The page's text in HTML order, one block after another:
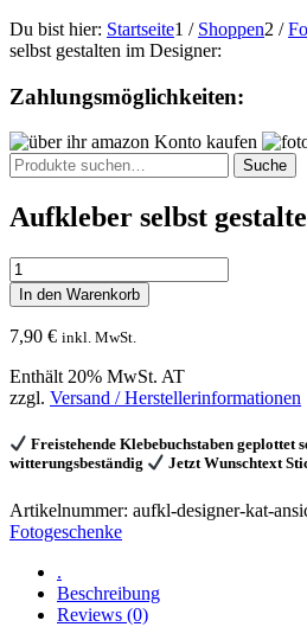
Du bist hier: Startseite1 / Shoppen2 /
selbst gestalten im Designer:
Zahlungsmöglichkeiten:
Suche
nach:
Suche
Aufkleber selbst
Aufkleber
selbst
gestalten
im
Designer:
Menge
In den Warenkorb
7,90 € inkl. MwSt.
Enthält 20% MwSt. AT
zzgl. Versand / Herstellerinformationen
Freistehende Klebebuchstaben geplottet
witterungsbeständig
Jetzt Wunschtext
Artikelnummer: aufkl-designer-kat-
Fotogeschenke
.
Beschreibung
Reviews (0)